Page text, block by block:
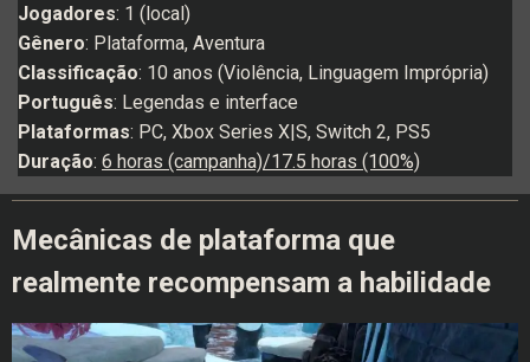
Jogadores: 1 (local)
Gênero: Plataforma, Aventura
Classificação: 10 anos (Violência, Linguagem Imprópria)
Português: Legendas e interface
Plataformas: PC, Xbox Series X|S, Switch 2, PS5
Duração: 6 horas (campanha)/17.5 horas (100%)
Mecânicas de plataforma que
realmente recompensam a habilidade